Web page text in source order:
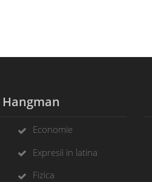
Hangman
Economie
Expresii in latina
Fizica